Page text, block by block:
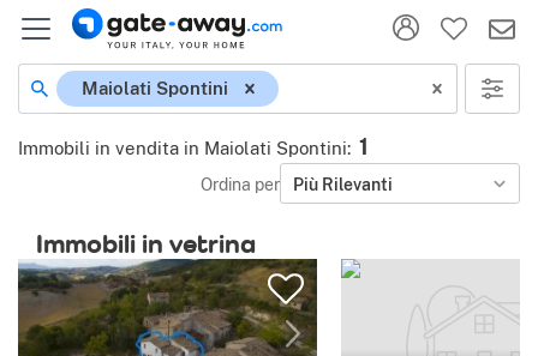
Maiolati Spontini
Immobili in vendita in Maiolati Spontini: 1
Ordina per Più Rilevanti
Immobili in vetrina